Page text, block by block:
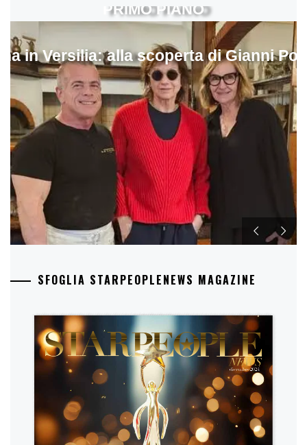
in Versilia: alla scoperta di Gianni
PRIMO PIANO
SFOGLIA STARPEOPLENEWS MAGAZINE